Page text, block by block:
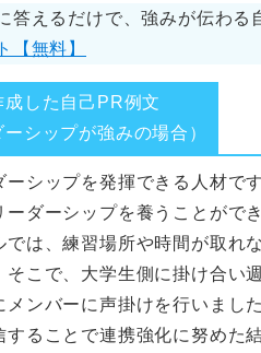
答えるだけで、強みが伝わる
【無料】
成した自己PR例文
シップが強みの場合）
ーシップを発揮できる人材で
ーダーシップを養うことがで
では、練習場所や時間が取れ
そこで、大学生側に掛け合い
メンバーに声掛けを行いまし
することで連携強化に努めた